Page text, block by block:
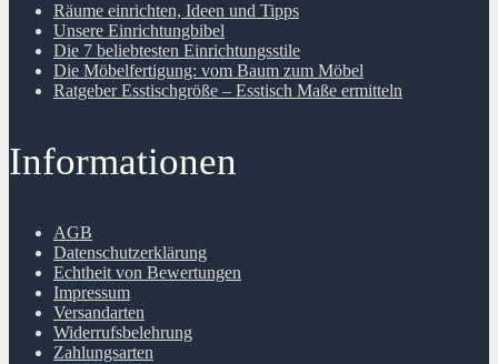
Räume einrichten, Ideen und Tipps
Unsere Einrichtungbibel
Die 7 beliebtesten Einrichtungsstile
Die Möbelfertigung: vom Baum zum Möbel
Ratgeber Esstischgröße – Esstisch Maße ermitteln
Informationen
AGB
Datenschutzerklärung
Echtheit von Bewertungen
Impressum
Versandarten
Widerrufsbelehrung
Zahlungsarten